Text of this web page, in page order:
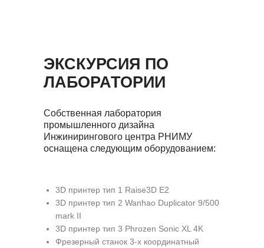
ЭКСКУРСИЯ ПО
ЛАБОРАТОРИИ
Собственная лаборатория
промышленного дизайна
Инжинирингового центра РНИМУ
оснащена следующим оборудованием:
3D принтер тип 1 Raise3D E2
3D принтер тип 2 Wanhao Duplicator 9/500
mark II
3D принтер тип 3 Phrozen Sonic XL 4K
Фрезерный станок 3-х координатный